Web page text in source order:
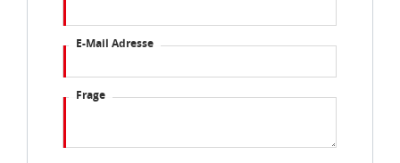
E-Mail Adresse
Frage